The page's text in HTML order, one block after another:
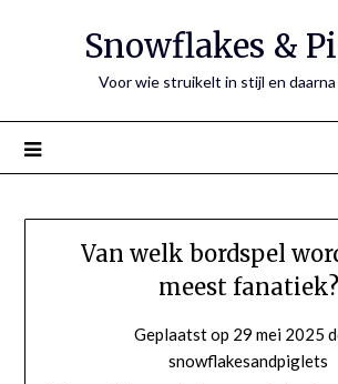
Snowflakes &
Voor wie struikelt in stijl en
Van welk bordspel
meest fanatiek?
Geplaatst op 29 mei 2025
snowflakesandpiglets